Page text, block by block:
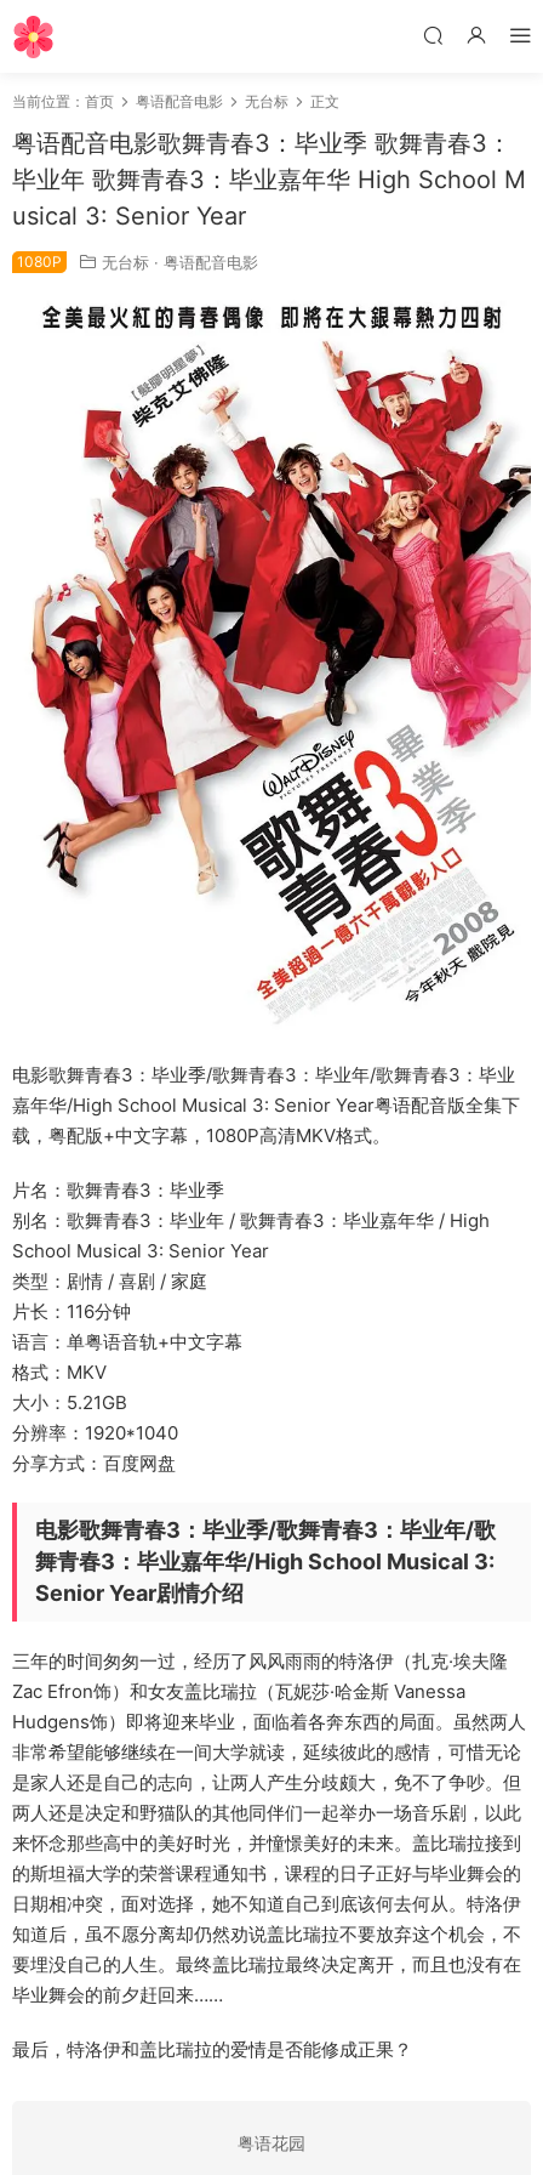
当前位置： 首页 粤语配音电影 无台标 正文
粤语配音电影歌舞青春3：毕业季 歌舞青春3：
毕业年 歌舞青春3：毕业嘉年华 High School M
usical 3: Senior Year
1080P 无台标 · 粤语配音电影
电影歌舞青春3：毕业季/歌舞青春3：毕业年/歌舞青春3：毕业
嘉年华/High School Musical 3: Senior Year粤语配音版全集下
载，粤配版+中文字幕，1080P高清MKV格式。
片名：歌舞青春3：毕业季
别名：歌舞青春3：毕业年 / 歌舞青春3：毕业嘉年华 / High
School Musical 3: Senior Year
类型：剧情 / 喜剧 / 家庭
片长：116分钟
语言：单粤语音轨+中文字幕
格式：MKV
大小：5.21GB
分辨率：1920*1040
分享方式：百度网盘
电影歌舞青春3：毕业季/歌舞青春3：毕业年/歌
舞青春3：毕业嘉年华/High School Musical 3:
Senior Year剧情介绍
三年的时间匆匆一过，经历了风风雨雨的特洛伊（扎克·埃夫隆
Zac Efron饰）和女友盖比瑞拉（瓦妮莎·哈金斯 Vanessa
Hudgens饰）即将迎来毕业，面临着各奔东西的局面。虽然两人
非常希望能够继续在一间大学就读，延续彼此的感情，可惜无论
是家人还是自己的志向，让两人产生分歧颇大，免不了争吵。但
两人还是决定和野猫队的其他同伴们一起举办一场音乐剧，以此
来怀念那些高中的美好时光，并憧憬美好的未来。盖比瑞拉接到
的斯坦福大学的荣誉课程通知书，课程的日子正好与毕业舞会的
日期相冲突，面对选择，她不知道自己到底该何去何从。特洛伊
知道后，虽不愿分离却仍然劝说盖比瑞拉不要放弃这个机会，不
要埋没自己的人生。最终盖比瑞拉最终决定离开，而且也没有在
毕业舞会的前夕赶回来……
最后，特洛伊和盖比瑞拉的爱情是否能修成正果？
粤语花园